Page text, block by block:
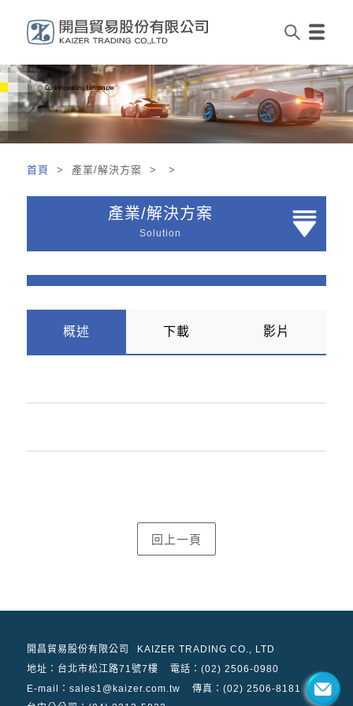
首頁 > 產業/解決方案 > >
產業/解決方案
Solution
概述 下載 影片
開昌貿易股份有限公司
KAIZER TRADING CO., LTD
地址： 台北市松江路71號7樓
電話：(02) 2506-0980
E-mail：sales1@kaizer.com.tw
傳真：(02) 2506-8181